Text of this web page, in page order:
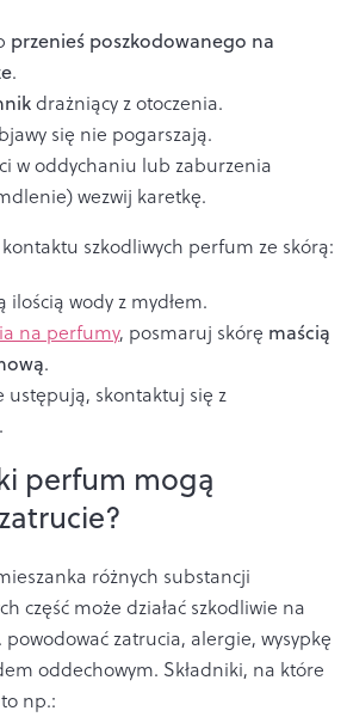
przenieś poszkodowanego na
.
drażniący z otoczenia.
się nie pogarszają.
w oddychaniu lub zaburzenia
wezwij karetkę.
szkodliwych perfum ze skórą:
ilością wody z mydłem.
na perfumy, posmaruj skórę maścią
.
ustępują, skontaktuj się z
perfum mogą
różnych substancji
część może działać szkodliwie na
zatrucia, alergie, wysypkę
oddechowym. Składniki, na które
np.: